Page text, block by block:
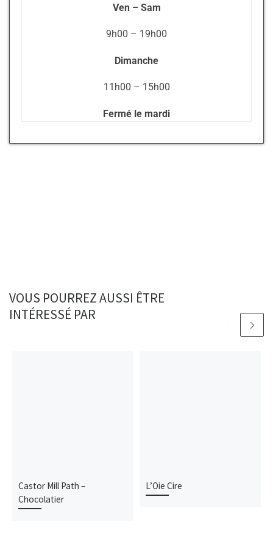
Ven – Sam
9h00 – 19h00
Dimanche
11h00 – 15h00
Fermé le mardi
VOUS POURREZ AUSSI ÊTRE
INTÉRESSÉ PAR
Castor Mill Path –
Chocolatier
L’Oie Cire